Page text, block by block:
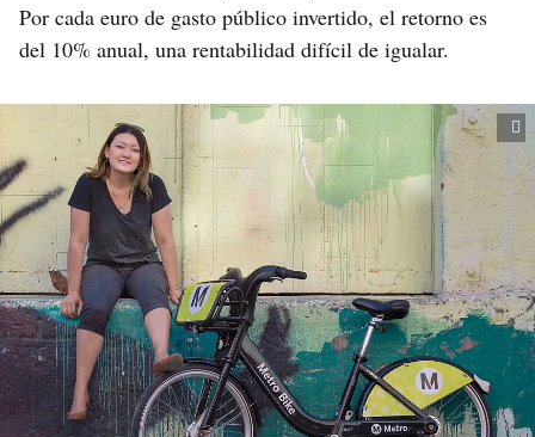
Por cada euro de gasto público invertido, el retorno es
del 10% anual, una rentabilidad difícil de igualar.